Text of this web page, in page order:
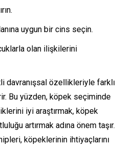
uygun bir cins seçin.
olan ilişkilerini
davranışsal özellikleriyle farklı
Bu yüzden, köpek seçiminde
iyi araştırmak, köpek
artırmak adına önem taşır.
köpeklerinin ihtiyaçlarını